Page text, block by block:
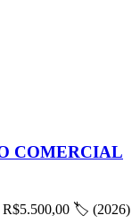
COMERCIAL
🏷 (2026)